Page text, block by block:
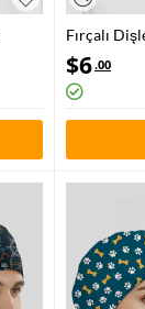
Fırçalı
(Cotton
$6.00